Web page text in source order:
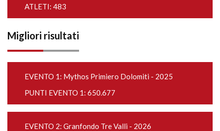
ATLETI: 483
Migliori risultati
EVENTO 1: Mythos Primiero Dolomiti - 2025
PUNTI EVENTO 1: 650.677
EVENTO 2: Granfondo Tre Valli - 2026